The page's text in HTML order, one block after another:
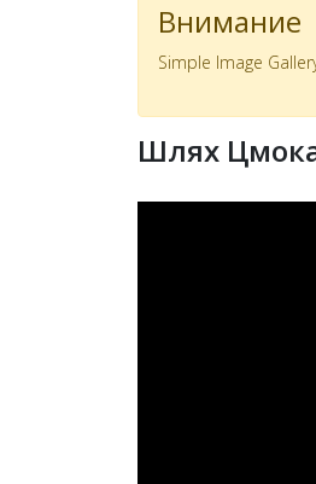
Внимание
Simple Image
Шлях